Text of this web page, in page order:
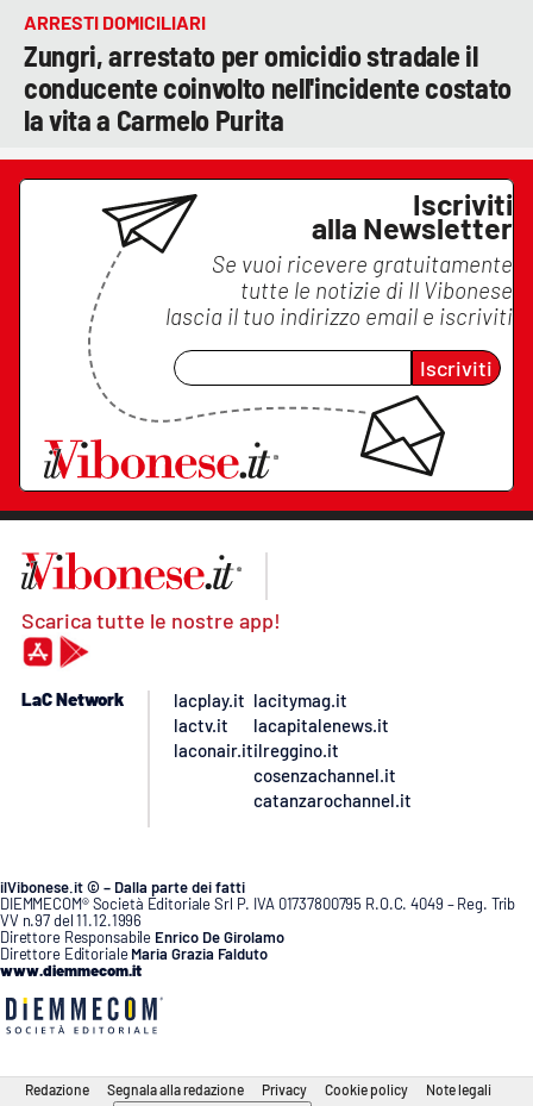
ARRESTI DOMICILIARI
Zungri, arrestato per omicidio stradale il
conducente coinvolto nell'incidente costato
la vita a Carmelo Purita
Iscriviti
alla Newsletter
Se vuoi ricevere gratuitamente
tutte le notizie di Il Vibonese
lascia il tuo indirizzo email e iscriviti
Iscriviti
Scarica tutte le nostre app!
LaC Network
lacplay.it
lactv.it
laconair.it
lacitymag.it
lacapitalenews.it
ilreggino.it
cosenzachannel.it
catanzarochannel.it
ilVibonese.it © – Dalla parte dei fatti
DIEMMECOM® Società Editoriale Srl P. IVA 01737800795 R.O.C. 4049 – Reg. Trib
VV n.97 del 11.12.1996
Direttore Responsabile Enrico De Girolamo
Direttore Editoriale Maria Grazia Falduto
www.diemmecom.it
Redazione Segnala alla redazione Privacy Cookie policy Note legali